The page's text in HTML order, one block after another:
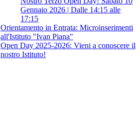
Gennaio 2026 | Dalle 14:15 alle
17:15
Orientamento in Entrata: Microinserimenti
all'Istituto "Ivan Piana"
Open Day 2025-2026: Vieni a conoscere il
nostro Istituto!